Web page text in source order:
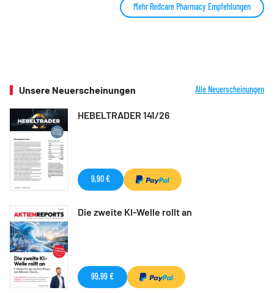
Mehr Redcare Pharmacy Empfehlungen
Unsere Neuerscheinungen Alle Neuerscheinungen
HEBELTRADER 141/26
9,90 €
Die zweite KI-Welle rollt an
99,99 €